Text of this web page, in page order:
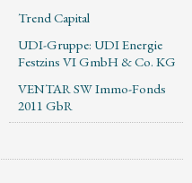
Trend Capital
UDI-Gruppe: UDI Energie
Festzins VI GmbH & Co. KG
VENTAR SW Immo-Fonds
2011 GbR